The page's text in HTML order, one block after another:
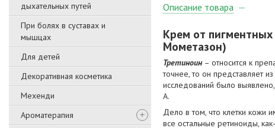
дыхательных путей
При болях в суставах и
мышцах
Для детей
Декоративная косметика
Мехенди
Ароматерапия
Описание товара
Крем от
Мометазон)
Третиноин– относится к
точнее, то он представляет
исследований было
А.
Дело в том, что клетки кожи
все остальные ретиноиды,